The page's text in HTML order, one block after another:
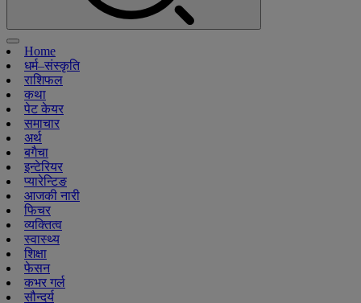
Home
धर्म–संस्कृति
राशिफल
कथा
पेट केयर
समाचार
अर्थ
बगैचा
इन्टेरियर
प्यारेन्टिङ
आजकी नारी
फिचर
व्यक्तित्व
स्वास्थ्य
शिक्षा
फेसन
कभर गर्ल
सौन्दर्य